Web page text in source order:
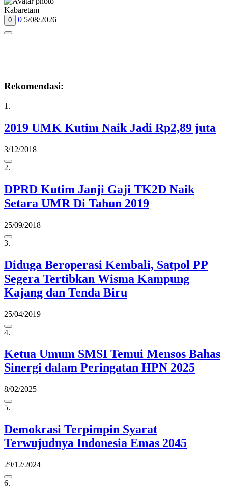
Kabaretam
0 0 5/08/2026
Rekomendasi:
1.
2019 UMK Kutim Naik Jadi Rp2,89 juta
3/12/2018
2.
DPRD Kutim Janji Gaji TK2D Naik
Setara UMR Di Tahun 2019
25/09/2018
3.
Diduga Beroperasi Kembali, Satpol PP
Segera Tertibkan Wisma Kampung
Kajang dan Tenda Biru
25/04/2019
4.
Ketua Umum SMSI Temui Mensos Bahas
Sinergi dalam Peringatan HPN 2025
8/02/2025
5.
Demokrasi Terpimpin Syarat
Terwujudnya Indonesia Emas 2045
29/12/2024
6.